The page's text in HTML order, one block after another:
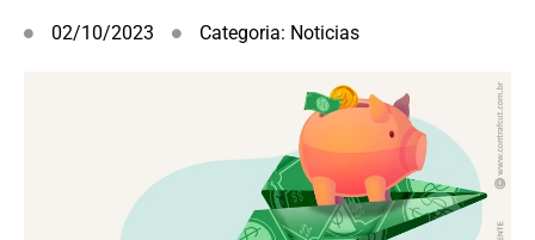
02/10/2023 Categoria: Noticias